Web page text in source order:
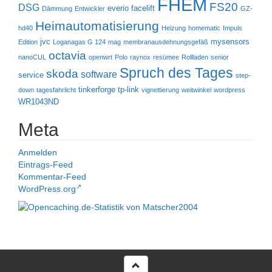
DSG Dämmung Entwickler everio facelift FHEM FS20 GZ-
hd40 Heimautomatisierung Heizung homematic
Impuls
Edition jvc Loganagas G 124 mag membranausdehnungsgefäß mysensors
nanoCUL octavia openwrt Polo raynox resümee Rollladen senior
service skoda software Spruch des Tages step-
down tagesfahrlicht tinkerforge tp-link vignettierung weitwinkel wordpress
WR1043ND
Meta
Anmelden
Eintrags-Feed
Kommentar-Feed
WordPress.org